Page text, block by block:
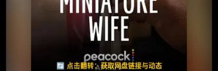
🔄 点击翻转：获取网盘链接与动态
失效请反馈
🧧️
天天领红包